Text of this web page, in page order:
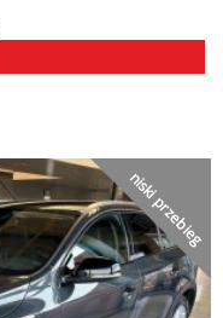
niski przebieg